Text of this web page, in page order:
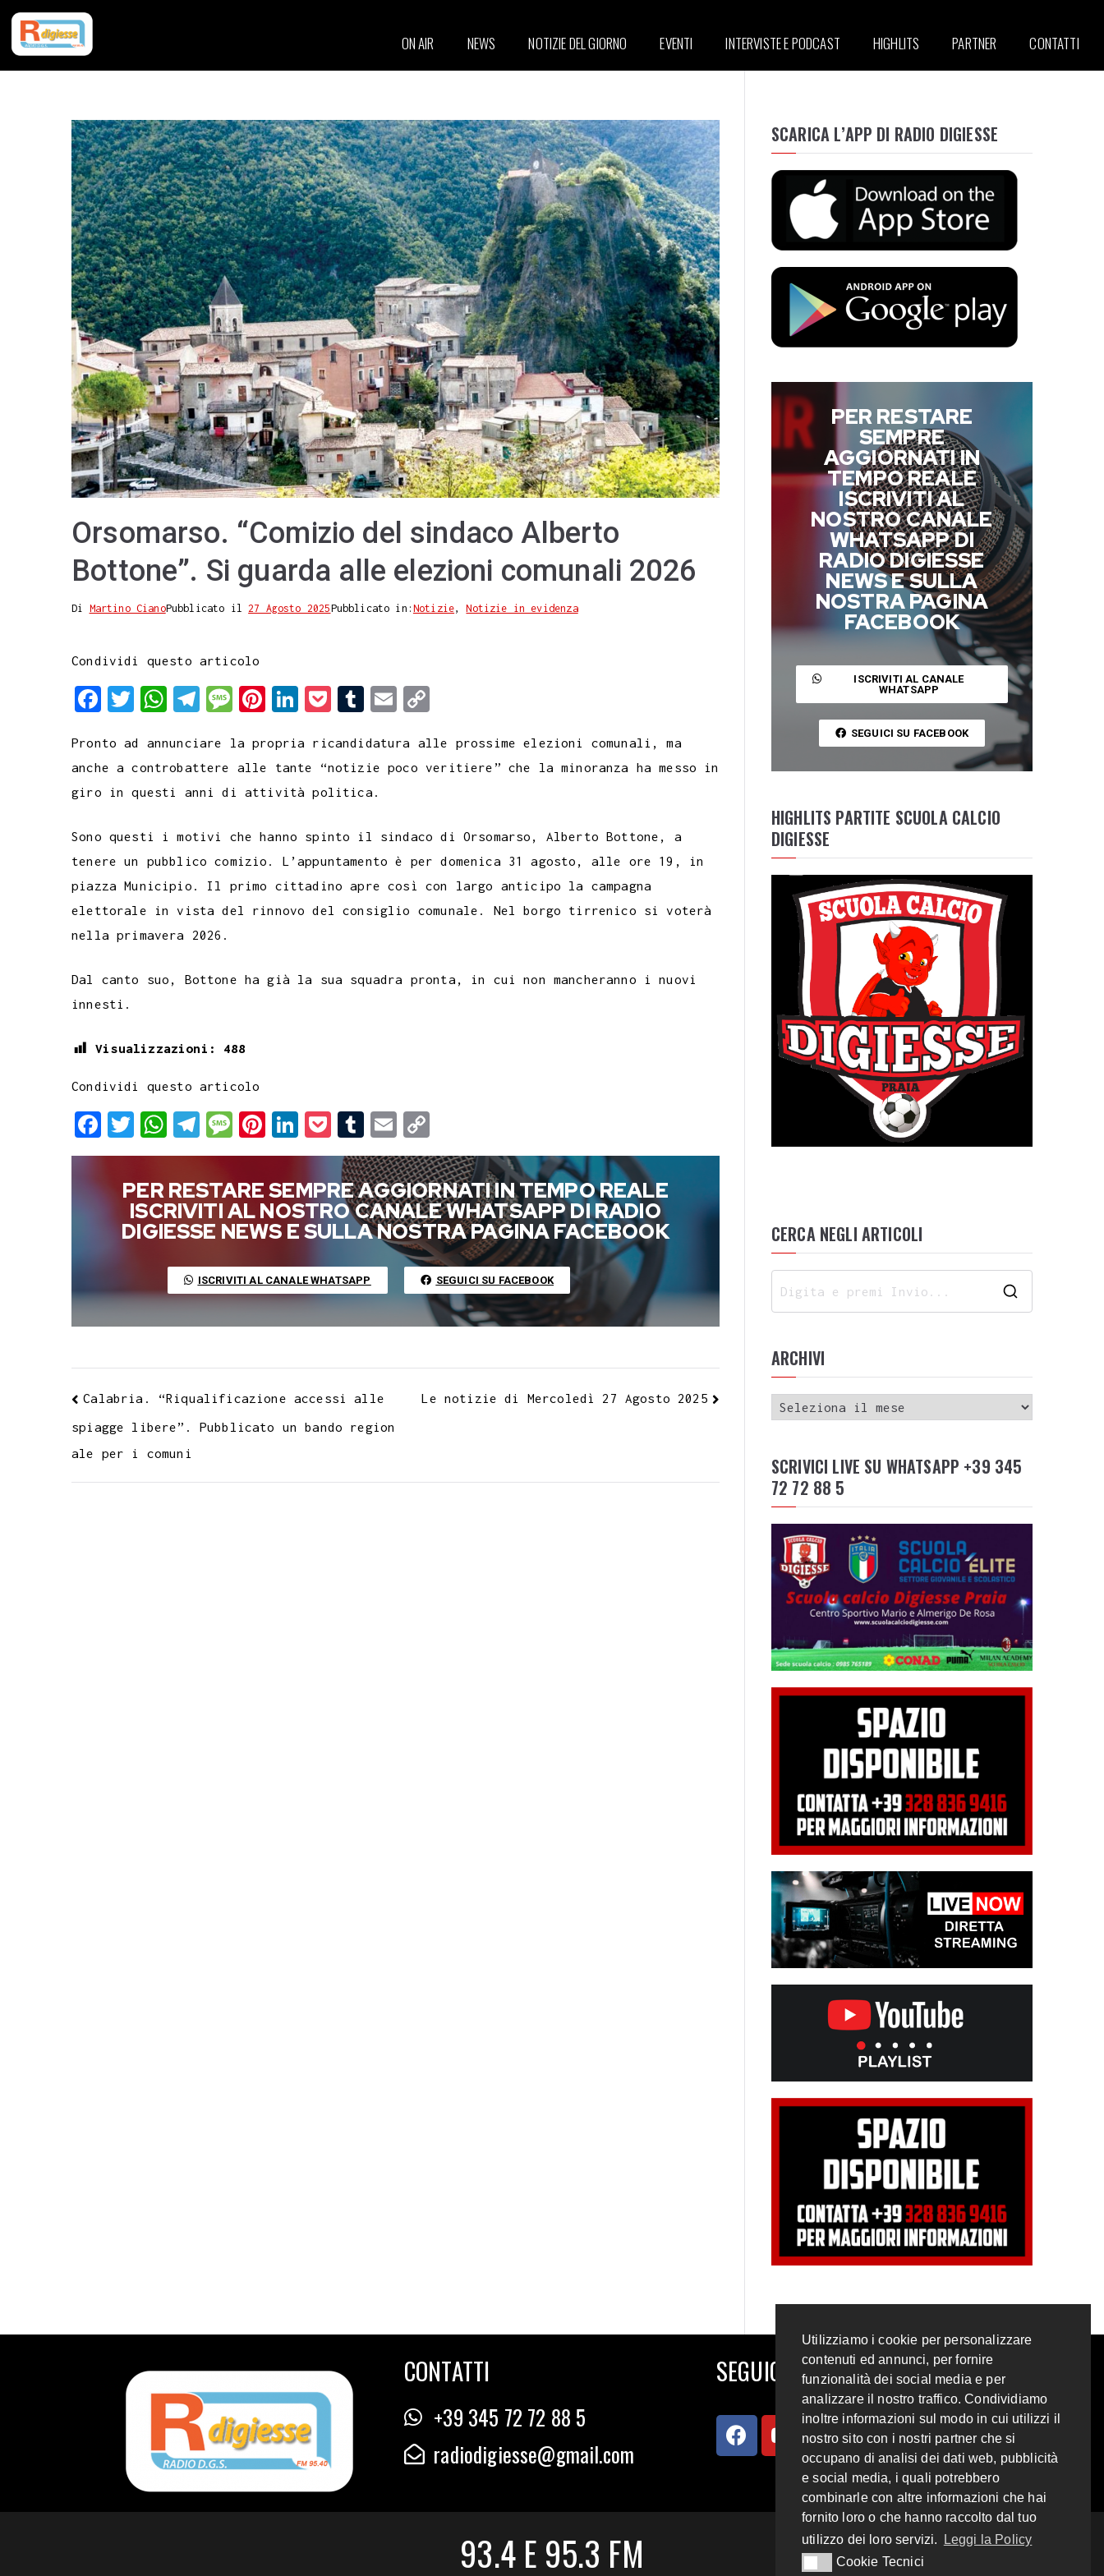
ON AIR NEWS NOTIZIE DEL GIORNO EVENTI INTERVISTE E PODCAST HIGHLITS PARTNER CONTATTI
Orsomarso. “Comizio del sindaco Alberto
Bottone”. Si guarda alle elezioni comunali 2026
Di Martino CianoPubblicato il27 Agosto 2025Pubblicato in: Notizie,Notizie in evidenza
Condividi questo articolo
F
c
e
b
o
o
k
T
i
t
t
e
r
W
a
t
s
A
p
p
T
l
e
g
r
a
m
M
s
s
a
g
e
P
n
t
e
r
e
s
t
L
n
k
e
d
I
n
c
k
e
t
T
m
b
l
r
E
a
i
p
y
i
n
k
Pronto ad annunciare la propria ricandidatura alle prossime elezioni comunali, ma
anche a controbattere alle tante “notizie poco veritiere” che la minoranza ha messo in
giro in questi anni di attività politica.
Sono questi i motivi che hanno spinto il sindaco di Orsomarso, Alberto Bottone, a
tenere un pubblico comizio. L’appuntamento è per domenica 31 agosto, alle ore 19, in
piazza Municipio. Il primo cittadino apre così con largo anticipo la campagna
elettorale in vista del rinnovo del consiglio comunale. Nel borgo tirrenico si voterà
nella primavera 2026.
Dal canto suo, Bottone ha già la sua squadra pronta, in cui non mancheranno i nuovi
innesti.
Visualizzazioni: 488
Condividi questo articolo
F
a
e
b
k
T
w
i
t
t
W
h
a
t
s
p
T
e
l
e
g
a
m
M
e
s
s
a
e
P
i
n
t
e
e
s
t
L
i
n
k
e
I
n
o
c
k
e
T
u
m
b
l
E
m
a
i
l
o
p
y
L
i
n
k
PER RESTARE SEMPRE AGGIORNATI IN TEMPO REALE
ISCRIVITI AL NOSTRO CANALE WHATSAPP DI RADIO
DIGIESSE NEWS E SULLA NOSTRA PAGINA FACEBOOK
ISCRIVITI AL CANALE WHATSAPP SEGUICI SU FACEBOOK
Calabria. “Riqualificazione accessi alle
spiagge libere”. Pubblicato un bando region
ale per i comuni
Le notizie di Mercoledì 27 Agosto 2025
SCARICA L’APP DI RADIO DIGIESSE
PER RESTARE
SEMPRE
AGGIORNATI IN
TEMPO REALE
ISCRIVITI AL
NOSTRO CANALE
WHATSAPP DI
RADIO DIGIESSE
NEWS E SULLA
NOSTRA PAGINA
FACEBOOK
ISCRIVITI AL CANALE
WHATSAPP
SEGUICI SU FACEBOOK
HIGHLITS PARTITE SCUOLA CALCIO
DIGIESSE
CERCA NEGLI ARTICOLI
ARCHIVI
SCRIVICI LIVE SU WHATSAPP +39 345
72 72 88 5
CONTATTI
+39 345 72 72 88 5
radiodigiesse@gmail.com
SEGUICI SUI SOCIAL
93.4 E 95.3 FM
Utilizziamo i cookie per personalizzare
contenuti ed annunci, per fornire
funzionalità dei social media e per
analizzare il nostro traffico. Condividiamo
inoltre informazioni sul modo in cui utilizzi il
nostro sito con i nostri partner che si
occupano di analisi dei dati web, pubblicità
e social media, i quali potrebbero
combinarle con altre informazioni che hai
fornito loro o che hanno raccolto dal tuo
utilizzo dei loro servizi.
Leggi la Policy
Cookie Tecnici
Cookie Tecnici